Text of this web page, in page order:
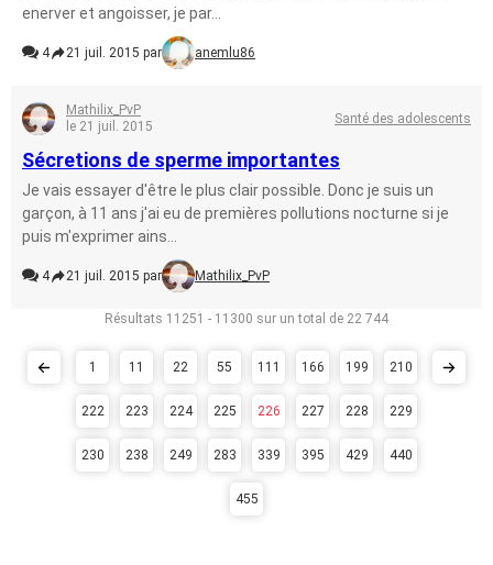
enerver et angoisser, je par...
4 21 juil. 2015 par anemlu86
Mathilix_PvP
le 21 juil. 2015
Santé des adolescents
Sécretions de sperme importantes
Je vais essayer d'être le plus clair possible. Donc je suis un
garçon, à 11 ans j'ai eu de premières pollutions nocturne si je
puis m'exprimer ains...
4 21 juil. 2015 par Mathilix_PvP
Résultats 11251 - 11300 sur un total de 22 744
1 11 22 55 111 166 199 210
222 223 224 225 226 227 228 229
230 238 249 283 339 395 429 440
455